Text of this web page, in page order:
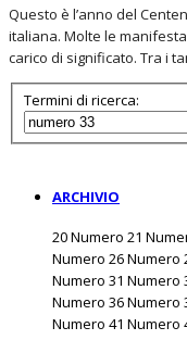
Questo è l’anno del
italiana. Molte le
carico di significato. Tra i
Termini di ricerca:
ARCHIVIO
20 Numero 21
Numero 26 Numero
Numero 31 Numero
Numero 36 Numero
Numero 41 Numero